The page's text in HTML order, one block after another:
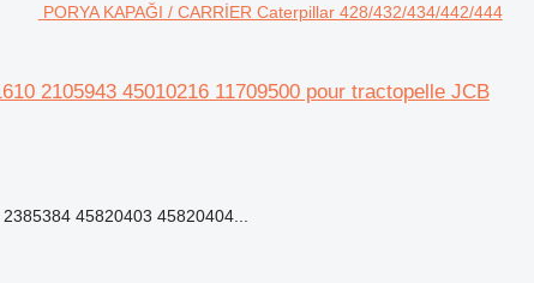
PORYA KAPAĞI / CARRİER Caterpillar 428/432/434/442/444
2105943 45010216 11709500 pour tractopelle JCB
45820403 45820404...